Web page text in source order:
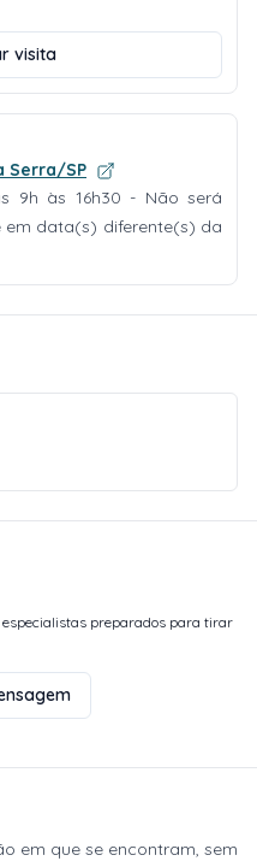
visita
Serra/SP
9h às 16h30 - Não será
data(s) diferente(s) da
especialistas preparados para tirar
em que se encontram, sem